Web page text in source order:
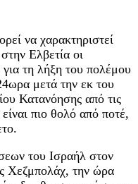
να χαρακτηριστεί
Ελβετία οι
τη λήξη του πολέμου
μετά την εκ του
Κατανόησης από τις
πιο θολό από ποτέ,
του Ισραήλ στον
Χεζμπολάχ, την ώρα